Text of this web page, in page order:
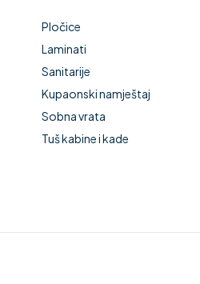
Pločice
Laminati
Sanitarije
Kupaonski namještaj
Sobna vrata
Tuš kabine i kade